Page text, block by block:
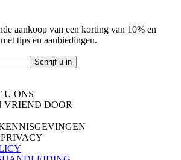
aankoop van een korting van 10% en
tips en aanbiedingen.
Schrijf u in
U ONS
VRIEND DOOR